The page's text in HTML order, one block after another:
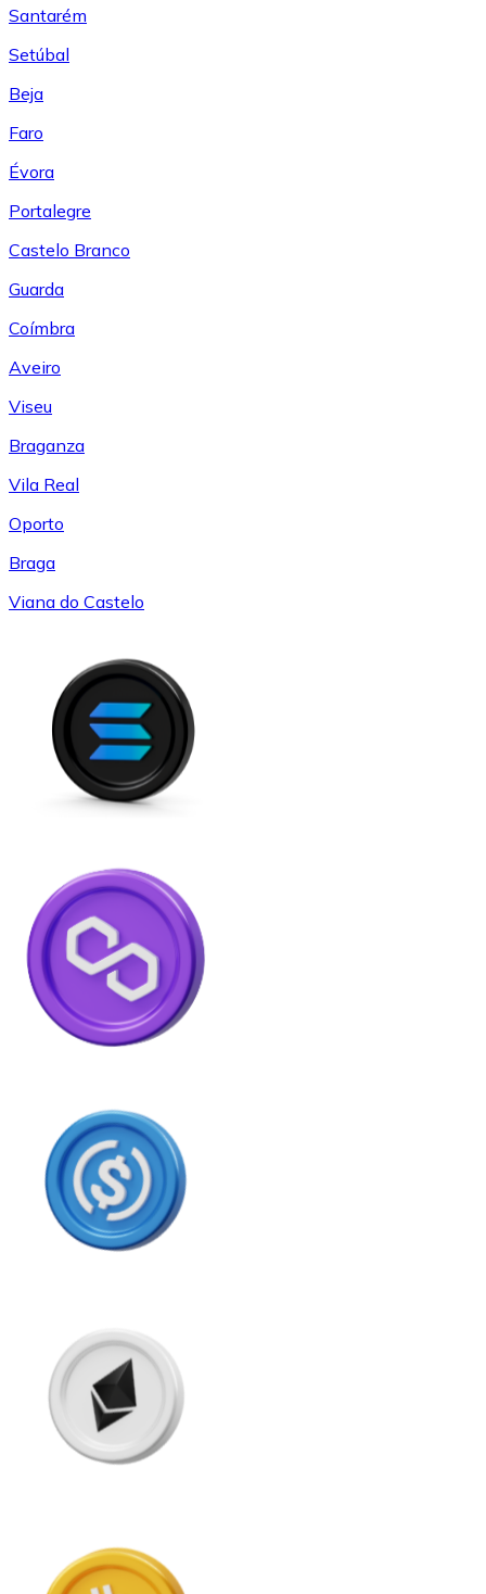
Santarém
Setúbal
Beja
Faro
Évora
Portalegre
Castelo Branco
Guarda
Coímbra
Aveiro
Viseu
Braganza
Vila Real
Oporto
Braga
Viana do Castelo